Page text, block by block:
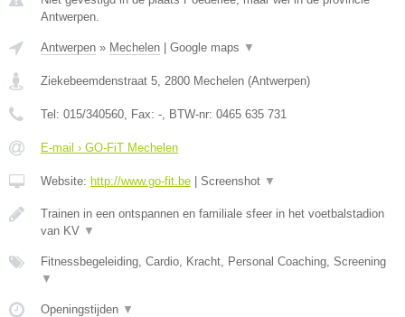
Antwerpen.
Antwerpen » Mechelen Google maps ▼
Ziekebeemdenstraat 5 2800 Mechelen (Antwerpen)
Tel: 015/340560 , Fax: - , BTW-nr: 0465 635 731
E-mail › GO-FiT Mechelen
Website: http://www.go-fit.be Screenshot ▼
Trainen in een ontspannen en familiale sfeer in het voetbalstadion
van KV ▼
Fitnessbegeleiding, Cardio, Kracht, Personal Coaching, Screening
▼
Openingstijden ▼